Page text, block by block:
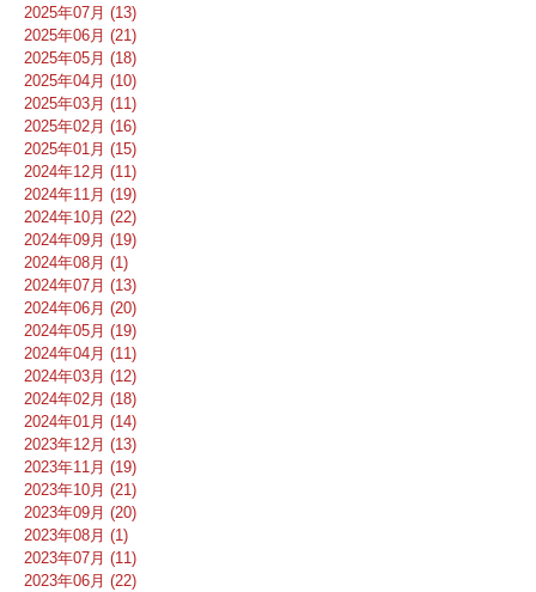
2025年07月 (13)
2025年06月 (21)
2025年05月 (18)
2025年04月 (10)
2025年03月 (11)
2025年02月 (16)
2025年01月 (15)
2024年12月 (11)
2024年11月 (19)
2024年10月 (22)
2024年09月 (19)
2024年08月 (1)
2024年07月 (13)
2024年06月 (20)
2024年05月 (19)
2024年04月 (11)
2024年03月 (12)
2024年02月 (18)
2024年01月 (14)
2023年12月 (13)
2023年11月 (19)
2023年10月 (21)
2023年09月 (20)
2023年08月 (1)
2023年07月 (11)
2023年06月 (22)